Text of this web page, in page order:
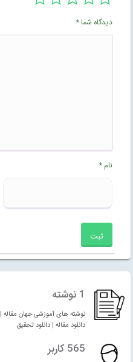
دیدگاه شما*
نام*
1 نوشته
نوشته های آموزشی جهان مقاله |
دانلود مقاله | دانلود تحقیق
565 کاربر